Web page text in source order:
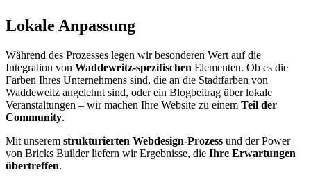
Lokale Anpassung
Während des Prozesses legen wir besonderen Wert auf die
Integration von Waddeweitz-spezifischen Elementen. Ob es die
Farben Ihres Unternehmens sind, die an die Stadtfarben von
Waddeweitz angelehnt sind, oder ein Blogbeitrag über lokale
Veranstaltungen – wir machen Ihre Website zu einem Teil der
Community.
Mit unserem strukturierten Webdesign-Prozess und der Power
von Bricks Builder liefern wir Ergebnisse, die Ihre Erwartungen
übertreffen.